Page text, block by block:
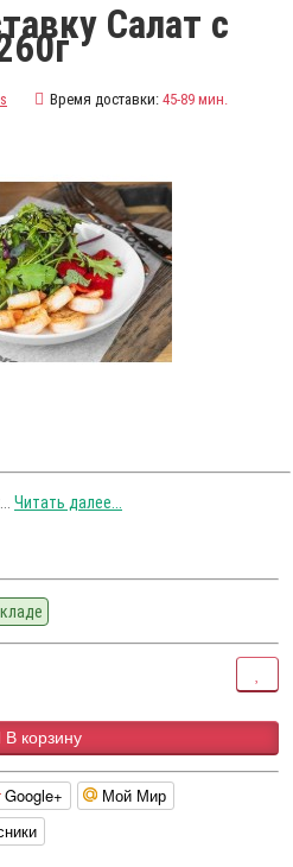
Салат с
Время доставки: 45-89 мин.
Читать далее...
В корзину
Google+
Мой Мир